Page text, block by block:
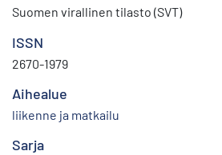
Suomen virallinen tilasto (SVT)
ISSN
2670-1979
Aihealue
liikenne ja matkailu
Sarja